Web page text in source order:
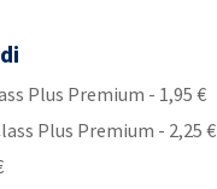
Plus Premium - 1,95 €
Plus Premium - 2,25 €